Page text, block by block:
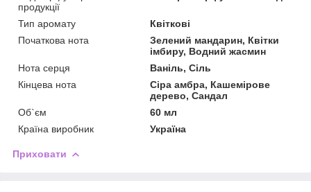
продукції
Тип аромату
Квіткові
Початкова нота
Зелений мандарин, Квітки
імбиру, Водний жасмин
Нота серця
Ваніль, Сіль
Кінцева нота
Сіра амбра, Кашемірове
дерево, Сандал
Об`єм
60 мл
Країна виробник
Україна
Приховати